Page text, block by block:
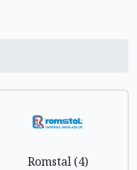
Romstal (4)